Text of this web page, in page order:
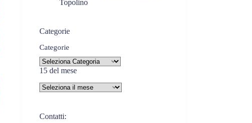
Topolino
Categorie
Categorie
15 del mese
Contatti: